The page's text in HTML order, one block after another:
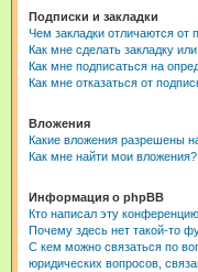
Подписки и закладки
Чем закладки отличаются от
Как мне сделать закладку
Как мне подписаться на
Как мне отказаться от
Вложения
Какие вложения разрешены
Как мне найти мои вложения?
Информация о phpBB
Кто написал эту
Почему здесь нет такой-то
С кем можно связаться по
юридических вопросов,